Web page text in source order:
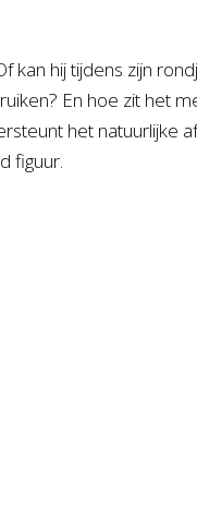
kan hij tijdens zijn
En hoe zit het
het natuurlijke
figuur.